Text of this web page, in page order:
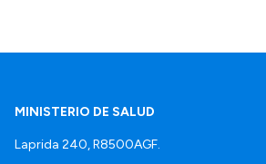
MINISTERIO DE SALUD
Laprida 240, R8500AGF.